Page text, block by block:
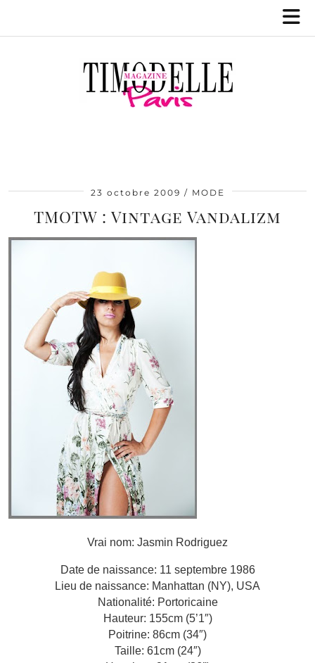
23 octobre 2009 MODE
TMOTW : Vintage Vandalizm
Vrai nom: Jasmin Rodriguez
Date de naissance: 11 septembre 1986
Lieu de naissance: Manhattan (NY), USA
Nationalité: Portoricaine
Hauteur: 155cm (5’1″)
Poitrine: 86cm (34″)
Taille: 61cm (24″)